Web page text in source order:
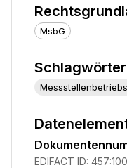
MsbG
Schlagwörter
EDIFACT ID: